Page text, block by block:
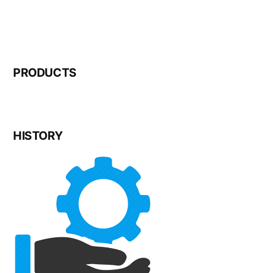
PRODUCTS
HISTORY